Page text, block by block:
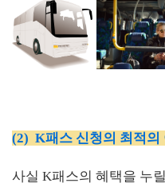
(2) K패스 신청의 최적의
사실 K패스의 혜택을 누